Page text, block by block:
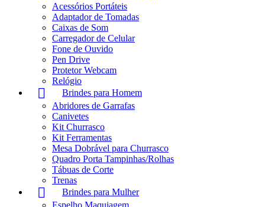
Acessórios Portáteis
Adaptador de Tomadas
Caixas de Som
Carregador de Celular
Fone de Ouvido
Pen Drive
Protetor Webcam
Relógio
Brindes para Homem
Abridores de Garrafas
Canivetes
Kit Churrasco
Kit Ferramentas
Mesa Dobrável para Churrasco
Quadro Porta Tampinhas/Rolhas
Tábuas de Corte
Trenas
Brindes para Mulher
Espelho Maquiagem